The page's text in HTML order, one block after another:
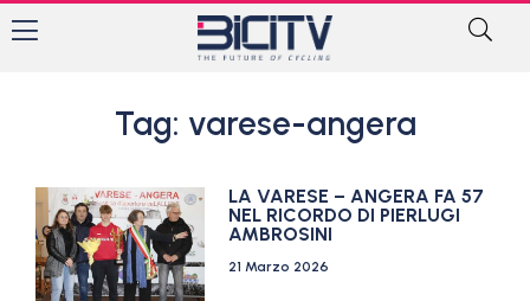
Tag: varese-angera
LA VARESE – ANGERA FA 57
NEL RICORDO DI PIERLUGI
AMBROSINI
21 Marzo 2026